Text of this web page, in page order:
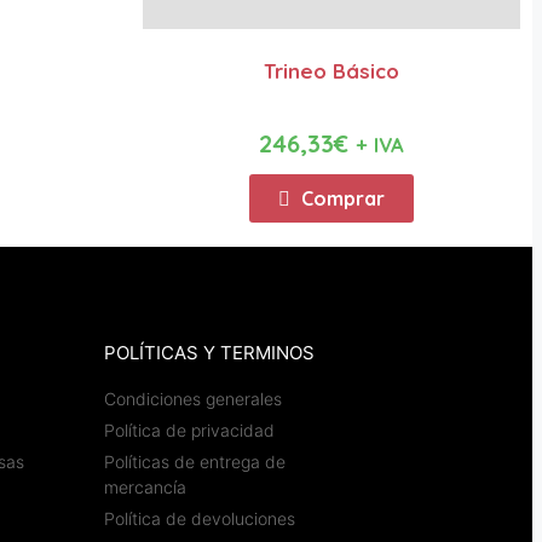
Trineo Básico
246,33€ + IVA
Comprar
POLÍTICAS Y TERMINOS
Condiciones generales
Política de privacidad
Políticas de entrega de
mercancía
Política de devoluciones